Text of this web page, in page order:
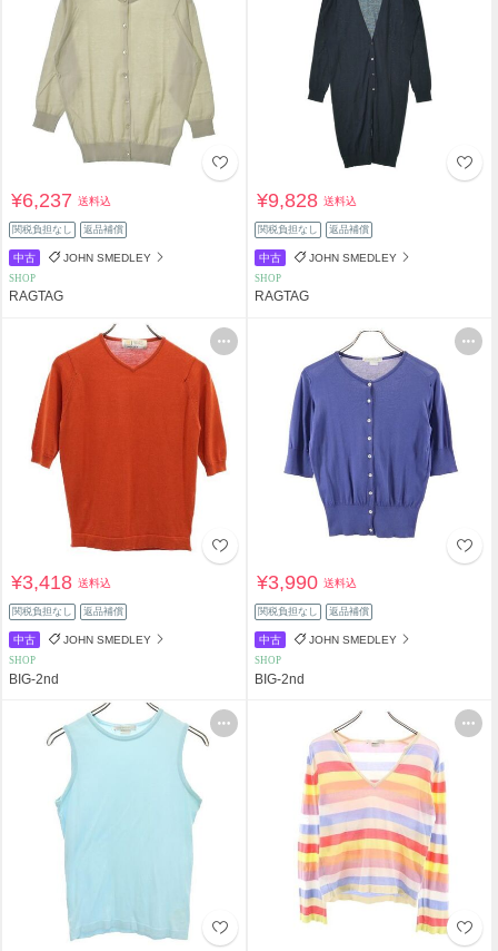
¥6,237送料込
関税負担なし 返品補償
中古 JOHN SMEDLEY
SHOP
RAGTAG
¥9,828送料込
関税負担なし 返品補償
中古 JOHN SMEDLEY
SHOP
RAGTAG
¥3,418送料込
関税負担なし 返品補償
中古 JOHN SMEDLEY
SHOP
BIG-2nd
¥3,990送料込
関税負担なし 返品補償
中古 JOHN SMEDLEY
SHOP
BIG-2nd